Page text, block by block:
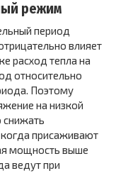
режим
период
влияет
расход тепла на
относительно
Поэтому
на низкой
снижать
когда присаживают
мощность выше
ведут при